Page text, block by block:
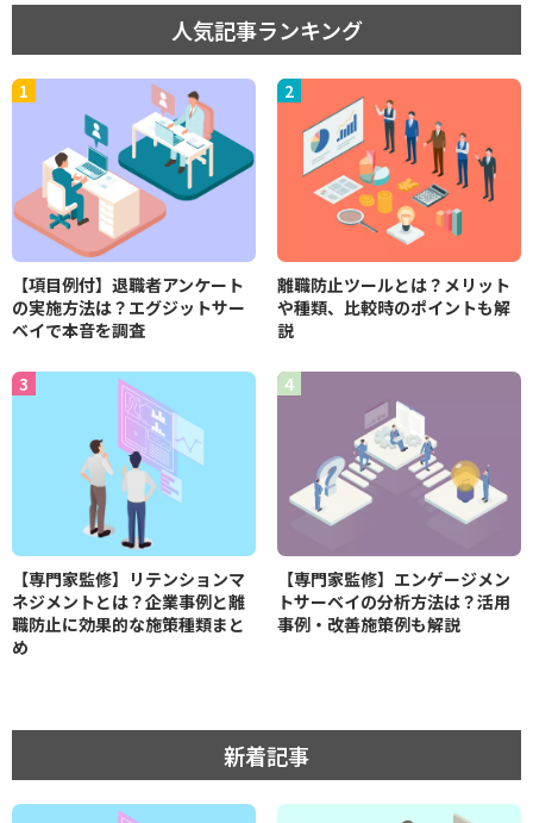
人気記事ランキング
【項目例付】退職者アンケート
の実施方法は？エグジットサー
ベイで本音を調査
離職防止ツールとは？メリット
や種類、比較時のポイントも解
説
【専門家監修】リテンションマ
ネジメントとは？企業事例と離
職防止に効果的な施策種類まと
め
【専門家監修】エンゲージメン
トサーベイの分析方法は？活用
事例・改善施策例も解説
新着記事